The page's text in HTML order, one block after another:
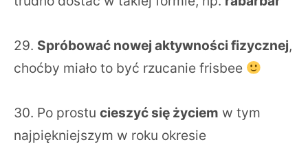
29. Spróbować nowej aktywności fizycznej,
choćby miało to być rzucanie frisbee
30. Po prostu cieszyć się życiem w tym
najpiękniejszym w roku okresie